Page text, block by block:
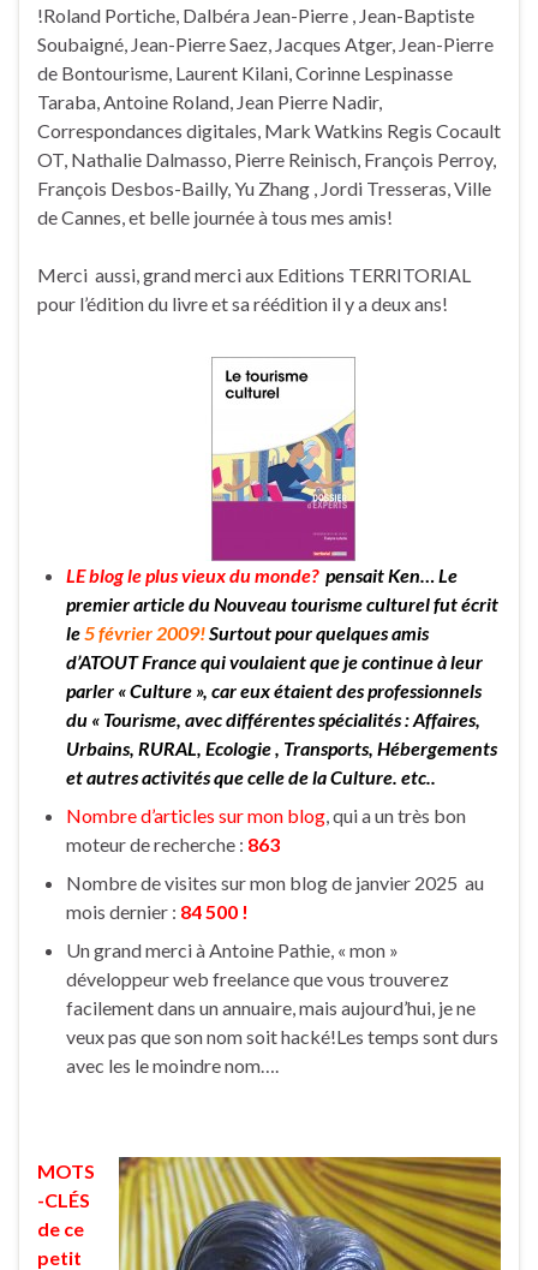
!Roland Portiche, Dalbéra Jean-Pierre , Jean-Baptiste
Soubaigné, Jean-Pierre Saez, Jacques Atger, Jean-Pierre
de Bontourisme, Laurent Kilani, Corinne Lespinasse
Taraba, Antoine Roland, Jean Pierre Nadir,
Correspondances digitales, Mark Watkins Regis Cocault
OT, Nathalie Dalmasso, Pierre Reinisch, François Perroy,
François Desbos-Bailly, Yu Zhang , Jordi Tresseras, Ville
de Cannes, et belle journée à tous mes amis!
Merci aussi, grand merci aux Editions TERRITORIAL
pour l’édition du livre et sa réédition il y a deux ans!
LE blog le plus vieux du monde? pensait Ken… Le
premier article du Nouveau tourisme culturel fut écrit
le 5 février 2009!Surtout pour quelques amis
d’ATOUT France qui voulaient que je continue à leur
parler « Culture », car eux étaient des professionnels
du « Tourisme, avec différentes spécialités : Affaires,
Urbains, RURAL, Ecologie , Transports, Hébergements
et autres activités que celle de la Culture. etc..
Nombre d’articles sur mon blog , qui a un très bon
moteur de recherche : 863
Nombre de visites sur mon blog de janvier 2025 au
mois dernier : 84 500 !
Un grand merci à Antoine Pathie, « mon »
développeur web freelance que vous trouverez
facilement dans un annuaire, mais aujourd’hui, je ne
veux pas que son nom soit hacké!Les temps sont durs
avec les le moindre nom….
MOTS
-CLÉS
de ce
petit